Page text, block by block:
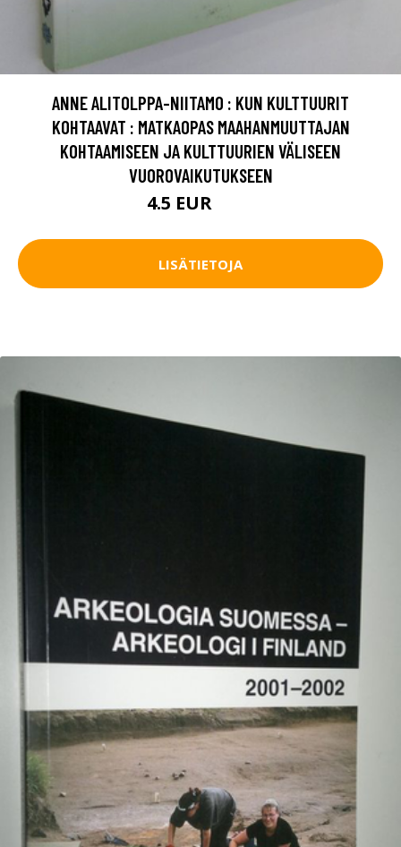
ANNE ALITOLPPA-NIITAMO : KUN KULTTUURIT
KOHTAAVAT : MATKAOPAS MAAHANMUUTTAJAN
KOHTAAMISEEN JA KULTTUURIEN VÄLISEEN
VUOROVAIKUTUKSEEN
4.5 EUR
LISÄTIETOJA